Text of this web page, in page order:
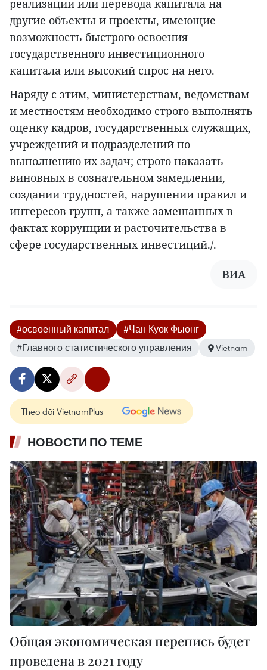
реализации или перевода капитала на
другие объекты и проекты, имеющие
возможность быстрого освоения
государственного инвестиционного
капитала или высокий спрос на него.
Наряду с этим, министерствам, ведомствам
и местностям необходимо строго выполнять
оценку кадров, государственных служащих,
учреждений и подразделений по
выполнению их задач; строго наказать
виновных в сознательном замедлении,
создании трудностей, нарушении правил и
интересов групп, а также замешанных в
фактах коррупции и расточительства в
сфере государственных инвестиций./.
ВИА
#освоенный капитал
#Чан Куок Фыонг
#Главного статистического управления
Vietnam
Theo dõi VietnamPlus
НОВОСТИ ПО ТЕМЕ
Общая экономическая перепись будет
проведена в 2021 году